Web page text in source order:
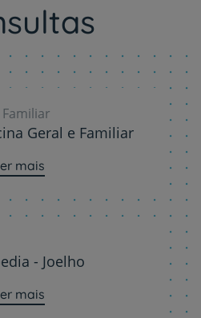
Geral e Familiar
mais
- Joelho
mais